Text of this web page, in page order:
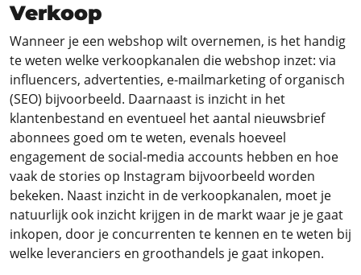
Verkoop
Wanneer je een webshop wilt overnemen, is het handig
te weten welke verkoopkanalen die webshop inzet: via
influencers, advertenties, e-mailmarketing of organisch
(SEO) bijvoorbeeld. Daarnaast is inzicht in het
klantenbestand en eventueel het aantal nieuwsbrief
abonnees goed om te weten, evenals hoeveel
engagement de social-media accounts hebben en hoe
vaak de stories op Instagram bijvoorbeeld worden
bekeken. Naast inzicht in de verkoopkanalen, moet je
natuurlijk ook inzicht krijgen in de markt waar je je gaat
inkopen, door je concurrenten te kennen en te weten bij
welke leveranciers en groothandels je gaat inkopen.